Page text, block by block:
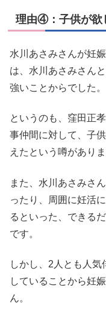
理由④：子供が欲
水川あさみさんが妊
は、水川あさみさん
強いことからでした。
というのも、窪田正
事仲間に対して、子
えたという噂がありま
また、水川あさみさ
ったり、周囲に妊活
るといった、できる
です。
しかし、2人とも人
していることから妊
ん。